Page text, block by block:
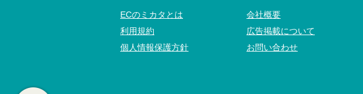
ECのミカタとは
利用規約
個人情報保護方針
会社概要
広告掲載について
お問い合わせ